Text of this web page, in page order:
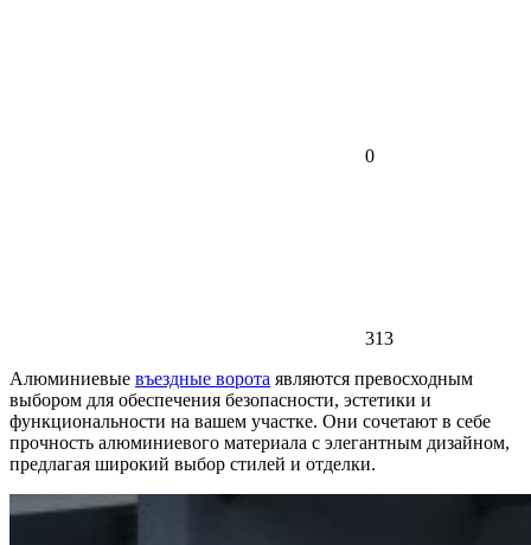
0
313
Алюминиевые въездные ворота являются превосходным
выбором для обеспечения безопасности, эстетики и
функциональности на вашем участке. Они сочетают в себе
прочность алюминиевого материала с элегантным дизайном,
предлагая широкий выбор стилей и отделки.